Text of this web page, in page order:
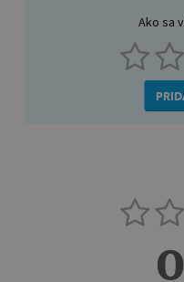
Ako sa
0